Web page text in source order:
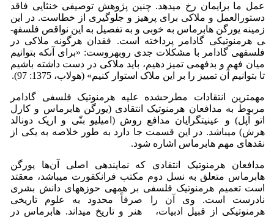
عمل ما برایمان رخ می­دهد. چنین پژوهش توصیفی خنثایی فاقد
دستورالعمل و ملاکی برای پرهیز و جلوگیری از خطاست. در این
زمینه یورگن هابرماس به خوبی و به تفصیل به این نواقص فلسفه­
ی هرمنوتیکی گادامر پرداخته است. فقدان هرگونه ملاکی در
فلسفه­ی گادامر با مشکلات جدی روبه­روست: «برای آنکه بتوانیم
میان فهم و بدفهمی تمیز دهیم، باید ملاکی در دست داشته باشیم
تا بتوانیم آن تمییز را بر این ملاک استوار کنیم» (هولاب، 1375: 97).
مهم­ترین انتقادات مطرح­شده علیه هرمنوتیک فلسفی گادامر
مربوط به مدافعان هرمنوتیک انتقادی (یورگن هابرماس و کارل
اتو اَپل) و عینیت­گرایان مدافع روش (امیلیو بتّی و اریک دونالد
هرش) می­باشد. در این قسمت جا دارد به طور خلاصه به یکی از
نقدهای مهم هابرماس اشاره ­شود.
مدافعان هرمنوتیک انتقادی که نماینده­ی اصلی آن‌ها یورگن
هابرماس متعلق به نسل دوم مکتب فرانکفورت می­باشد، معقتد
است تعمیم هرمنوتیک فلسفی بر همه­ی حوزه­های دانش بشری
نادرست است. وی آن را صرفاً محدود به علوم تاریخی
هرمنوتیکی از قبیل ادبیات، هنر و تاریخ می­داند. هابرماس در